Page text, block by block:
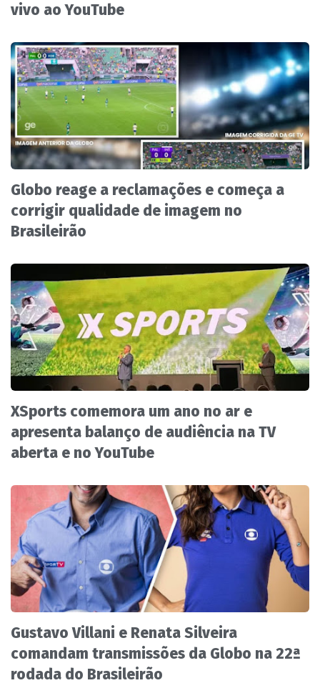
vivo ao YouTube
Globo reage a reclamações e começa a
corrigir qualidade de imagem no
Brasileirão
XSports comemora um ano no ar e
apresenta balanço de audiência na TV
aberta e no YouTube
Gustavo Villani e Renata Silveira
comandam transmissões da Globo na 22ª
rodada do Brasileirão